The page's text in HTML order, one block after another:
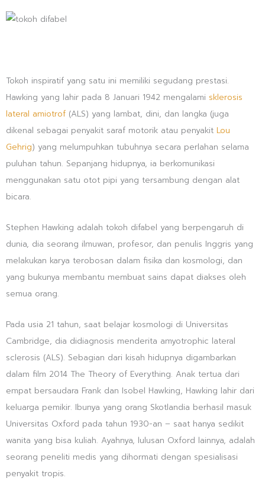
Tokoh inspiratif yang satu ini memiliki segudang prestasi.
Hawking yang lahir pada 8 Januari 1942 mengalami sklerosis
lateral amiotrof (ALS) yang lambat, dini, dan langka (juga
dikenal sebagai penyakit saraf motorik atau penyakit Lou
Gehrig) yang melumpuhkan tubuhnya secara perlahan selama
puluhan tahun. Sepanjang hidupnya, ia berkomunikasi
menggunakan satu otot pipi yang tersambung dengan alat
bicara.
Stephen Hawking adalah tokoh difabel yang berpengaruh di
dunia, dia seorang ilmuwan, profesor, dan penulis Inggris yang
melakukan karya terobosan dalam fisika dan kosmologi, dan
yang bukunya membantu membuat sains dapat diakses oleh
semua orang.
Pada usia 21 tahun, saat belajar kosmologi di Universitas
Cambridge, dia didiagnosis menderita amyotrophic lateral
sclerosis (ALS). Sebagian dari kisah hidupnya digambarkan
dalam film 2014 The Theory of Everything. Anak tertua dari
empat bersaudara Frank dan Isobel Hawking, Hawking lahir dari
keluarga pemikir. Ibunya yang orang Skotlandia berhasil masuk
Universitas Oxford pada tahun 1930-an – saat hanya sedikit
wanita yang bisa kuliah. Ayahnya, lulusan Oxford lainnya, adalah
seorang peneliti medis yang dihormati dengan spesialisasi
penyakit tropis.